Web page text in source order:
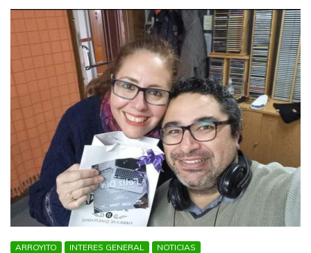
ARROYITO INTERES GENERAL NOTICIAS